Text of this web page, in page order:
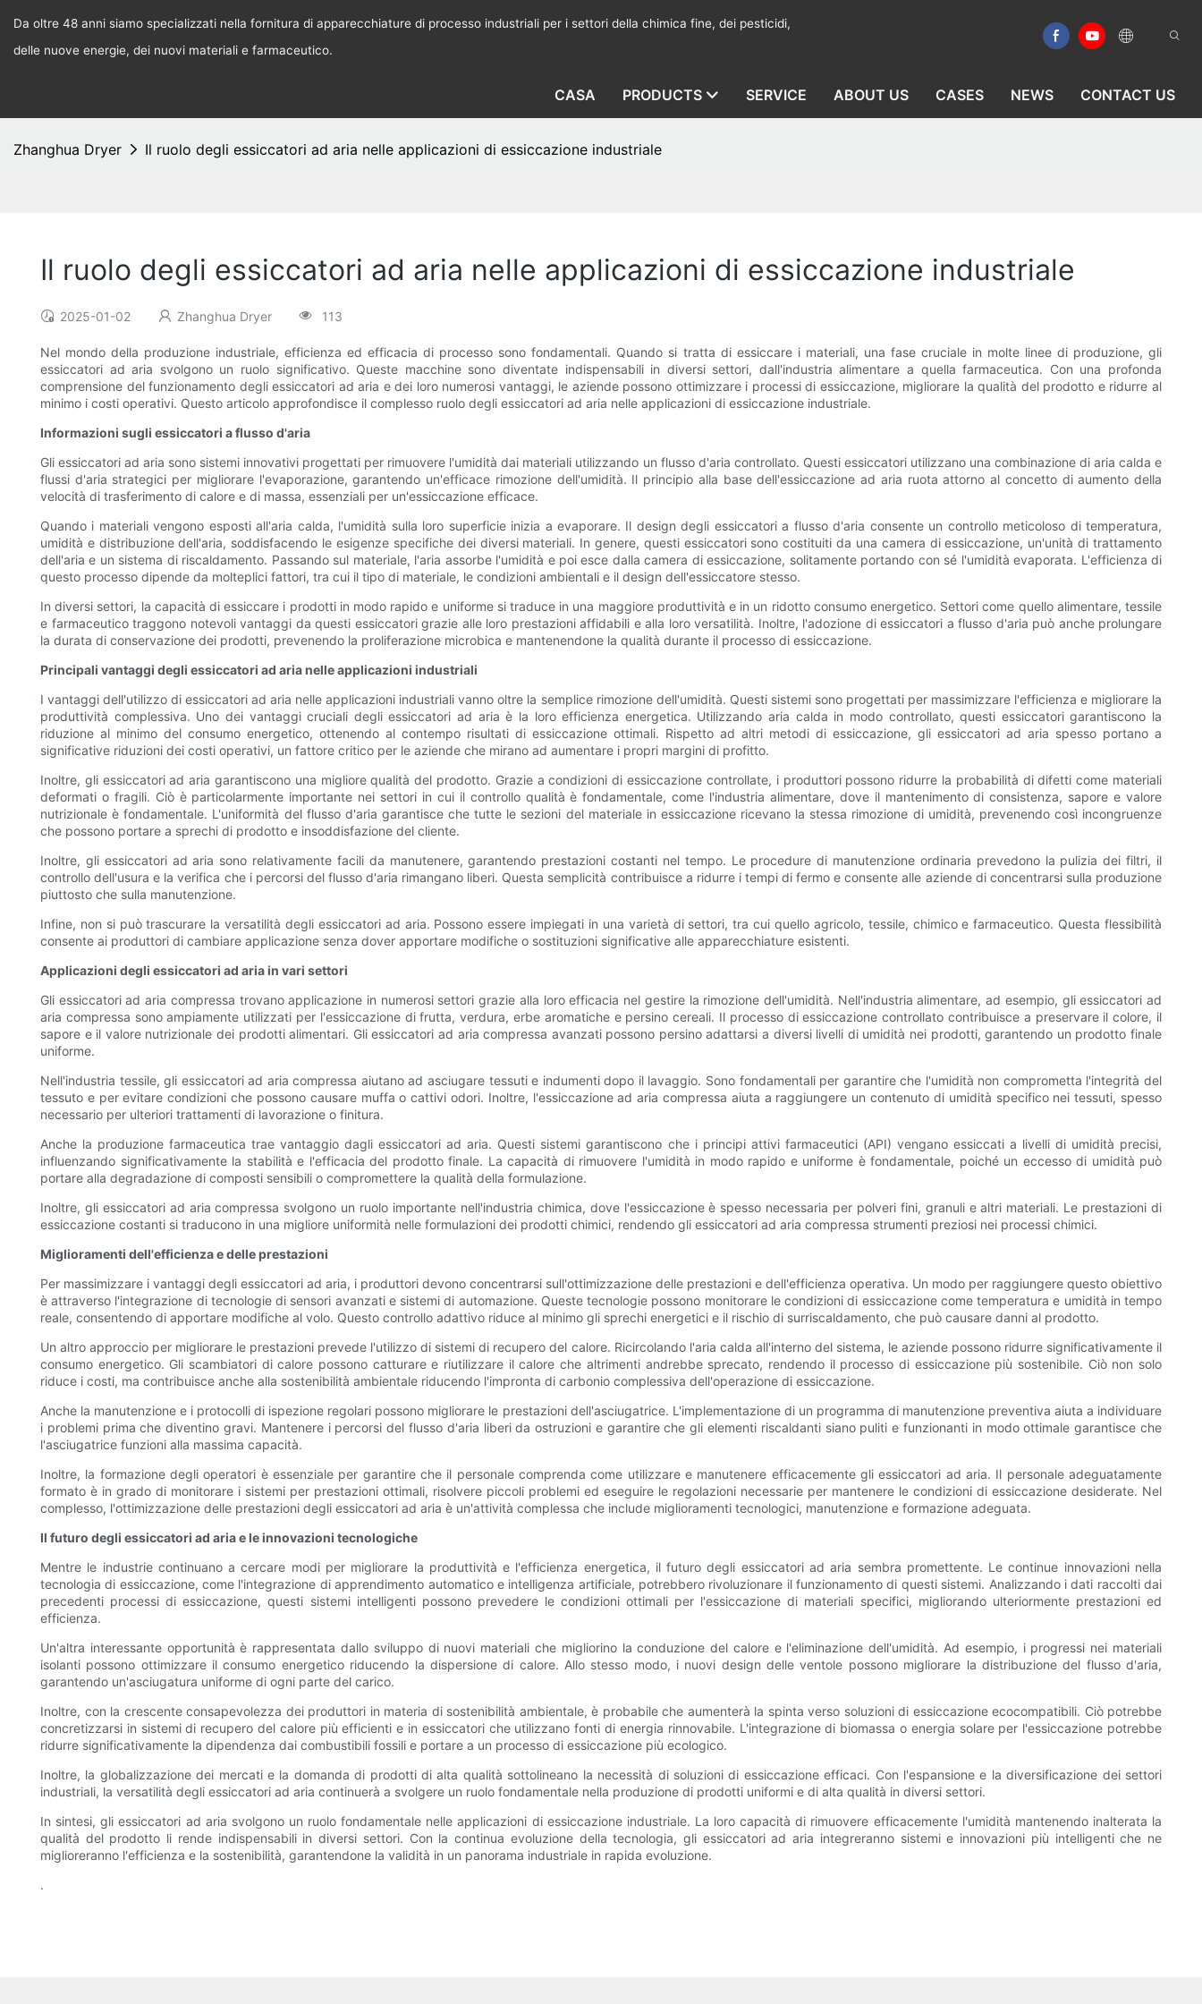
Da oltre 48 anni siamo specializzati nella fornitura di apparecchiature di processo industriali per i settori della chimica fine, dei pesticidi,
delle nuove energie, dei nuovi materiali e farmaceutico.
CASA PRODUCTS SERVICE ABOUT US CASES NEWS CONTACT US
Zhanghua Dryer Il ruolo degli essiccatori ad aria nelle applicazioni di essiccazione industriale
Il ruolo degli essiccatori ad aria nelle applicazioni di essiccazione industriale
2025-01-02 Zhanghua Dryer 113
Nel mondo della produzione industriale, efficienza ed efficacia di processo sono fondamentali. Quando si tratta di essiccare i materiali, una fase cruciale in molte linee di produzione, gli
essiccatori ad aria svolgono un ruolo significativo. Queste macchine sono diventate indispensabili in diversi settori, dall'industria alimentare a quella farmaceutica. Con una profonda
comprensione del funzionamento degli essiccatori ad aria e dei loro numerosi vantaggi, le aziende possono ottimizzare i processi di essiccazione, migliorare la qualità del prodotto e ridurre al
minimo i costi operativi. Questo articolo approfondisce il complesso ruolo degli essiccatori ad aria nelle applicazioni di essiccazione industriale.
Informazioni sugli essiccatori a flusso d'aria
Gli essiccatori ad aria sono sistemi innovativi progettati per rimuovere l'umidità dai materiali utilizzando un flusso d'aria controllato. Questi essiccatori utilizzano una combinazione di aria calda e
flussi d'aria strategici per migliorare l'evaporazione, garantendo un'efficace rimozione dell'umidità. Il principio alla base dell'essiccazione ad aria ruota attorno al concetto di aumento della
velocità di trasferimento di calore e di massa, essenziali per un'essiccazione efficace.
Quando i materiali vengono esposti all'aria calda, l'umidità sulla loro superficie inizia a evaporare. Il design degli essiccatori a flusso d'aria consente un controllo meticoloso di temperatura,
umidità e distribuzione dell'aria, soddisfacendo le esigenze specifiche dei diversi materiali. In genere, questi essiccatori sono costituiti da una camera di essiccazione, un'unità di trattamento
dell'aria e un sistema di riscaldamento. Passando sul materiale, l'aria assorbe l'umidità e poi esce dalla camera di essiccazione, solitamente portando con sé l'umidità evaporata. L'efficienza di
questo processo dipende da molteplici fattori, tra cui il tipo di materiale, le condizioni ambientali e il design dell'essiccatore stesso.
In diversi settori, la capacità di essiccare i prodotti in modo rapido e uniforme si traduce in una maggiore produttività e in un ridotto consumo energetico. Settori come quello alimentare, tessile
e farmaceutico traggono notevoli vantaggi da questi essiccatori grazie alle loro prestazioni affidabili e alla loro versatilità. Inoltre, l'adozione di essiccatori a flusso d'aria può anche prolungare
la durata di conservazione dei prodotti, prevenendo la proliferazione microbica e mantenendone la qualità durante il processo di essiccazione.
Principali vantaggi degli essiccatori ad aria nelle applicazioni industriali
I vantaggi dell'utilizzo di essiccatori ad aria nelle applicazioni industriali vanno oltre la semplice rimozione dell'umidità. Questi sistemi sono progettati per massimizzare l'efficienza e migliorare la
produttività complessiva. Uno dei vantaggi cruciali degli essiccatori ad aria è la loro efficienza energetica. Utilizzando aria calda in modo controllato, questi essiccatori garantiscono la
riduzione al minimo del consumo energetico, ottenendo al contempo risultati di essiccazione ottimali. Rispetto ad altri metodi di essiccazione, gli essiccatori ad aria spesso portano a
significative riduzioni dei costi operativi, un fattore critico per le aziende che mirano ad aumentare i propri margini di profitto.
Inoltre, gli essiccatori ad aria garantiscono una migliore qualità del prodotto. Grazie a condizioni di essiccazione controllate, i produttori possono ridurre la probabilità di difetti come materiali
deformati o fragili. Ciò è particolarmente importante nei settori in cui il controllo qualità è fondamentale, come l'industria alimentare, dove il mantenimento di consistenza, sapore e valore
nutrizionale è fondamentale. L'uniformità del flusso d'aria garantisce che tutte le sezioni del materiale in essiccazione ricevano la stessa rimozione di umidità, prevenendo così incongruenze
che possono portare a sprechi di prodotto e insoddisfazione del cliente.
Inoltre, gli essiccatori ad aria sono relativamente facili da manutenere, garantendo prestazioni costanti nel tempo. Le procedure di manutenzione ordinaria prevedono la pulizia dei filtri, il
controllo dell'usura e la verifica che i percorsi del flusso d'aria rimangano liberi. Questa semplicità contribuisce a ridurre i tempi di fermo e consente alle aziende di concentrarsi sulla produzione
piuttosto che sulla manutenzione.
Infine, non si può trascurare la versatilità degli essiccatori ad aria. Possono essere impiegati in una varietà di settori, tra cui quello agricolo, tessile, chimico e farmaceutico. Questa flessibilità
consente ai produttori di cambiare applicazione senza dover apportare modifiche o sostituzioni significative alle apparecchiature esistenti.
Applicazioni degli essiccatori ad aria in vari settori
Gli essiccatori ad aria compressa trovano applicazione in numerosi settori grazie alla loro efficacia nel gestire la rimozione dell'umidità. Nell'industria alimentare, ad esempio, gli essiccatori ad
aria compressa sono ampiamente utilizzati per l'essiccazione di frutta, verdura, erbe aromatiche e persino cereali. Il processo di essiccazione controllato contribuisce a preservare il colore, il
sapore e il valore nutrizionale dei prodotti alimentari. Gli essiccatori ad aria compressa avanzati possono persino adattarsi a diversi livelli di umidità nei prodotti, garantendo un prodotto finale
uniforme.
Nell'industria tessile, gli essiccatori ad aria compressa aiutano ad asciugare tessuti e indumenti dopo il lavaggio. Sono fondamentali per garantire che l'umidità non comprometta l'integrità del
tessuto e per evitare condizioni che possono causare muffa o cattivi odori. Inoltre, l'essiccazione ad aria compressa aiuta a raggiungere un contenuto di umidità specifico nei tessuti, spesso
necessario per ulteriori trattamenti di lavorazione o finitura.
Anche la produzione farmaceutica trae vantaggio dagli essiccatori ad aria. Questi sistemi garantiscono che i principi attivi farmaceutici (API) vengano essiccati a livelli di umidità precisi,
influenzando significativamente la stabilità e l'efficacia del prodotto finale. La capacità di rimuovere l'umidità in modo rapido e uniforme è fondamentale, poiché un eccesso di umidità può
portare alla degradazione di composti sensibili o compromettere la qualità della formulazione.
Inoltre, gli essiccatori ad aria compressa svolgono un ruolo importante nell'industria chimica, dove l'essiccazione è spesso necessaria per polveri fini, granuli e altri materiali. Le prestazioni di
essiccazione costanti si traducono in una migliore uniformità nelle formulazioni dei prodotti chimici, rendendo gli essiccatori ad aria compressa strumenti preziosi nei processi chimici.
Miglioramenti dell'efficienza e delle prestazioni
Per massimizzare i vantaggi degli essiccatori ad aria, i produttori devono concentrarsi sull'ottimizzazione delle prestazioni e dell'efficienza operativa. Un modo per raggiungere questo obiettivo
è attraverso l'integrazione di tecnologie di sensori avanzati e sistemi di automazione. Queste tecnologie possono monitorare le condizioni di essiccazione come temperatura e umidità in tempo
reale, consentendo di apportare modifiche al volo. Questo controllo adattivo riduce al minimo gli sprechi energetici e il rischio di surriscaldamento, che può causare danni al prodotto.
Un altro approccio per migliorare le prestazioni prevede l'utilizzo di sistemi di recupero del calore. Ricircolando l'aria calda all'interno del sistema, le aziende possono ridurre significativamente il
consumo energetico. Gli scambiatori di calore possono catturare e riutilizzare il calore che altrimenti andrebbe sprecato, rendendo il processo di essiccazione più sostenibile. Ciò non solo
riduce i costi, ma contribuisce anche alla sostenibilità ambientale riducendo l'impronta di carbonio complessiva dell'operazione di essiccazione.
Anche la manutenzione e i protocolli di ispezione regolari possono migliorare le prestazioni dell'asciugatrice. L'implementazione di un programma di manutenzione preventiva aiuta a individuare
i problemi prima che diventino gravi. Mantenere i percorsi del flusso d'aria liberi da ostruzioni e garantire che gli elementi riscaldanti siano puliti e funzionanti in modo ottimale garantisce che
l'asciugatrice funzioni alla massima capacità.
Inoltre, la formazione degli operatori è essenziale per garantire che il personale comprenda come utilizzare e manutenere efficacemente gli essiccatori ad aria. Il personale adeguatamente
formato è in grado di monitorare i sistemi per prestazioni ottimali, risolvere piccoli problemi ed eseguire le regolazioni necessarie per mantenere le condizioni di essiccazione desiderate. Nel
complesso, l'ottimizzazione delle prestazioni degli essiccatori ad aria è un'attività complessa che include miglioramenti tecnologici, manutenzione e formazione adeguata.
Il futuro degli essiccatori ad aria e le innovazioni tecnologiche
Mentre le industrie continuano a cercare modi per migliorare la produttività e l'efficienza energetica, il futuro degli essiccatori ad aria sembra promettente. Le continue innovazioni nella
tecnologia di essiccazione, come l'integrazione di apprendimento automatico e intelligenza artificiale, potrebbero rivoluzionare il funzionamento di questi sistemi. Analizzando i dati raccolti dai
precedenti processi di essiccazione, questi sistemi intelligenti possono prevedere le condizioni ottimali per l'essiccazione di materiali specifici, migliorando ulteriormente prestazioni ed
efficienza.
Un'altra interessante opportunità è rappresentata dallo sviluppo di nuovi materiali che migliorino la conduzione del calore e l'eliminazione dell'umidità. Ad esempio, i progressi nei materiali
isolanti possono ottimizzare il consumo energetico riducendo la dispersione di calore. Allo stesso modo, i nuovi design delle ventole possono migliorare la distribuzione del flusso d'aria,
garantendo un'asciugatura uniforme di ogni parte del carico.
Inoltre, con la crescente consapevolezza dei produttori in materia di sostenibilità ambientale, è probabile che aumenterà la spinta verso soluzioni di essiccazione ecocompatibili. Ciò potrebbe
concretizzarsi in sistemi di recupero del calore più efficienti e in essiccatori che utilizzano fonti di energia rinnovabile. L'integrazione di biomassa o energia solare per l'essiccazione potrebbe
ridurre significativamente la dipendenza dai combustibili fossili e portare a un processo di essiccazione più ecologico.
Inoltre, la globalizzazione dei mercati e la domanda di prodotti di alta qualità sottolineano la necessità di soluzioni di essiccazione efficaci. Con l'espansione e la diversificazione dei settori
industriali, la versatilità degli essiccatori ad aria continuerà a svolgere un ruolo fondamentale nella produzione di prodotti uniformi e di alta qualità in diversi settori.
In sintesi, gli essiccatori ad aria svolgono un ruolo fondamentale nelle applicazioni di essiccazione industriale. La loro capacità di rimuovere efficacemente l'umidità mantenendo inalterata la
qualità del prodotto li rende indispensabili in diversi settori. Con la continua evoluzione della tecnologia, gli essiccatori ad aria integreranno sistemi e innovazioni più intelligenti che ne
miglioreranno l'efficienza e la sostenibilità, garantendone la validità in un panorama industriale in rapida evoluzione.
.